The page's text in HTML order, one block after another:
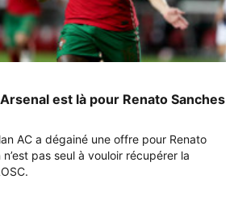
est là pour Renato Sanches
AC a dégainé une offre pour Renato
pas seul à vouloir récupérer la